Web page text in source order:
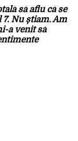
să aflu că se
Nu știam. Am
a venit să